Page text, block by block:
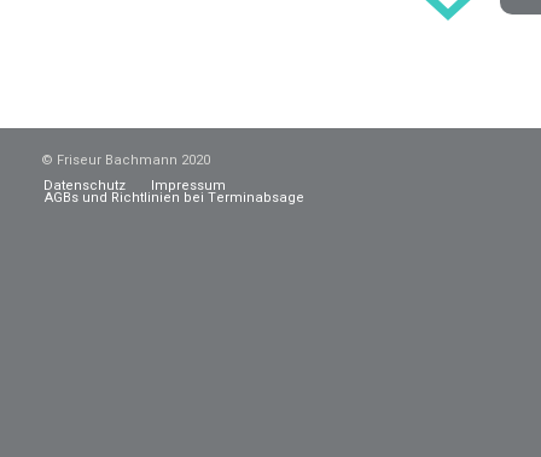
© Friseur Bachmann 2020
Datenschutz
Impressum
AGBs und Richtlinien bei Terminabsage